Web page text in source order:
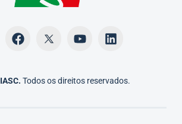
Todos os direitos reservados.